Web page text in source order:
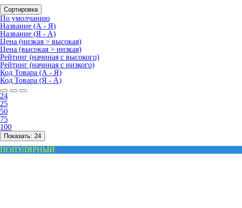
Сортировка
По умолчанию
Название (А - Я)
Название (Я - А)
Цена (низкая > высокая)
Цена (высокая > низкая)
Рейтинг (начиная с высокого)
Рейтинг (начиная с низкого)
Код Товара (А - Я)
Код Товара (Я - А)
24
25
50
75
100
Показать: 24
ПОПУЛЯРНЫЙ